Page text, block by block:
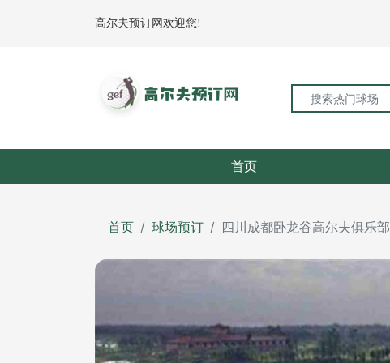
高尔夫预订网欢迎您!
首页
首页 球场预订 四川成都卧龙谷高尔夫俱乐部